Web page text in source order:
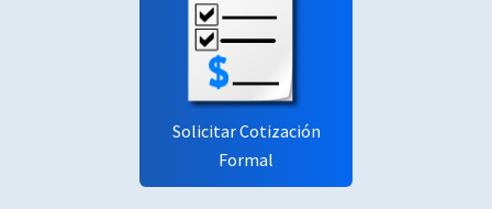
Solicitar Cotización
Formal